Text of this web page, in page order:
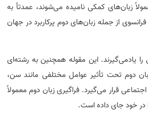
زبان‌های کمکی نامیده می‌شوند، عمدتأ به
از جمله زبان‌های دوم پرکاربرد در جهان
یادمی‌گیرند. این مقوله همچنین به رشته‌ای
دوم تحت تأثیر عوامل مختلفی مانند سن،
قرار می‌گیرد. فراگیری زبان دوم معمولاً
در خود جای داده است.